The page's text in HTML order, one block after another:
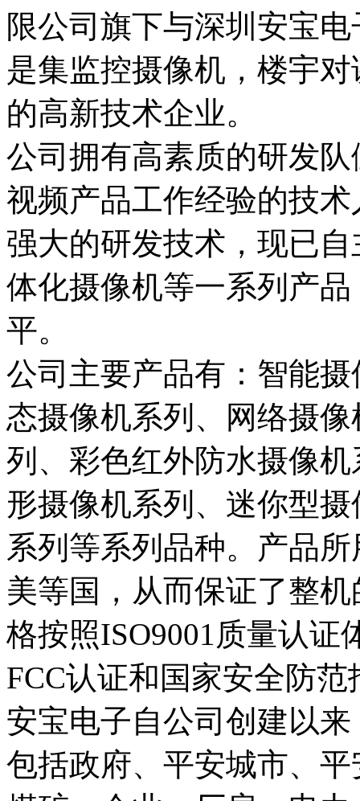
限公司旗下与深圳安宝
是集监控摄像机，楼宇
的高新技术企业。
公司拥有高素质的研发
视频产品工作经验的技
强大的研发技术，现已
体化摄像机等一系列产
平。
公司主要产品有：智能
态摄像机系列、网络摄
列、彩色红外防水摄像
形摄像机系列、迷你型
系列等系列品种。产品
美等国，从而保证了整
格按照ISO9001质量认证
FCC认证和国家安全防
安宝电子自公司创建以
包括政府、平安城市、